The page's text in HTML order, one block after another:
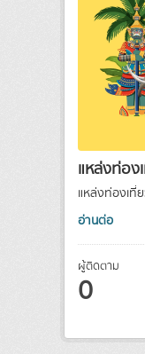
แหล่งท่อง
แหล่งท่องเที่
อ่านต่อ
ผู้ติดตาม
0